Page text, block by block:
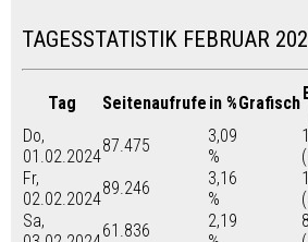
TAGESSTATISTIK FEBRUAR
Tag Seitenaufrufe in %Grafisch
Do,
01.02.2024
87.475
3,09
%
Fr,
02.02.2024
89.246
3,16
%
Sa,
61.836
2,19